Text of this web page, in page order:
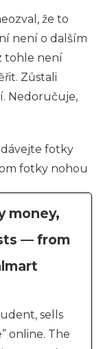
že to
není o dalším
tohle není
Zůstali
Nedoručuje,
fotky
fotky nohou
money,
— from
sells
online. The